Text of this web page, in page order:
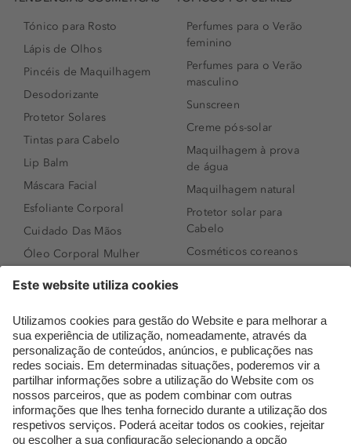
Tónico para Rosto
Lápis de Olhos
Pincéis de Maquilhagem
Desodorizante
Protetor Solares
Tintas para Cabelo
Lip Balm
Máscara Facial
Esfoliante Corporal
Cuidado Das Mãos
Óleo Corporal Mulher
Sérum de Rosto
Body mist & Spray
corporal
Produtos para Cabelo
Homem
Espuma de Limpeza
Facial
Perfumes para o Verão
feminino
Perfumes para o Verão
masculino
Sunscreen
Creme pós-solar
Maquilhagem à prova
de água
Maquilhagem natural
Protetor solar para
Cabelo
Cosméticos coreanos
Perfumes árabes
Novidades
Melhores Perfumes
Femininos
TOP 10: Perfumes
Masculinos
Pestanas Postiças